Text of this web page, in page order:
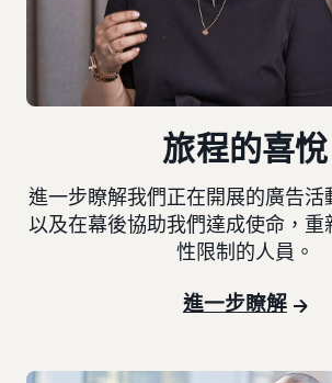
旅程的喜悅
進一步瞭解我們正在開展的廣告活
以及在幕後協助我們達成使命，重
性限制的人員。
進一步瞭解